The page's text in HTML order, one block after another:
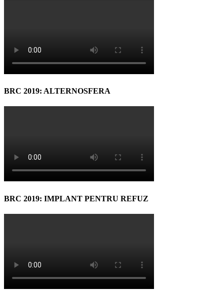
BRC 2019: ALTERNOSFERA
BRC 2019: IMPLANT PENTRU REFUZ